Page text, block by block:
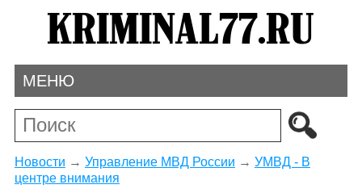
МЕНЮ
Новости → Управление МВД России → УМВД - В
центре внимания